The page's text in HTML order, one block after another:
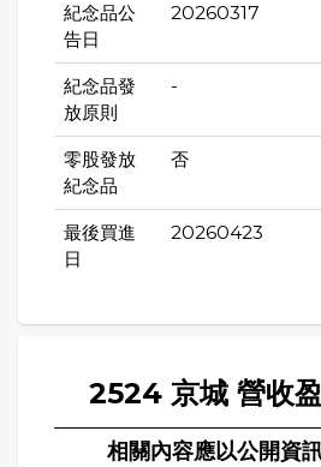
紀念品公
告日
20260317
紀念品發
放原則
-
零股發放
紀念品
否
最後買進
日
20260423
2524 京城 營收
相關內容應以公開資